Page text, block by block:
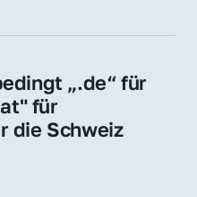
übernehmen. Gerne
„.de“ für
für
die Schweiz